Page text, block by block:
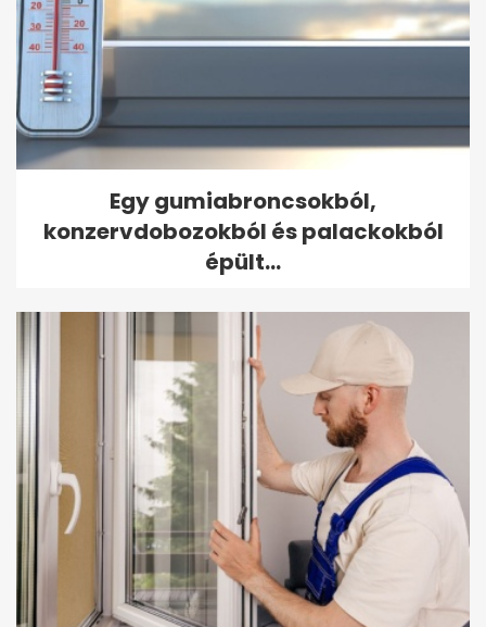
Egy gumiabroncsokból,
konzervdobozokból és palackokból
épült...